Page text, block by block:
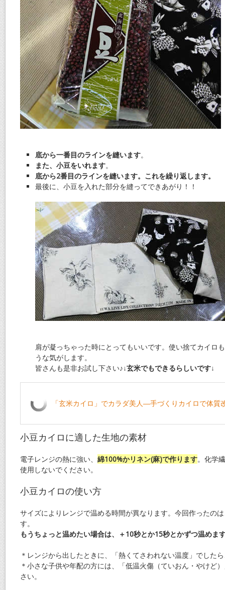
底から一番目のラインを縫います。
また、小豆をいれます。
底から2番目のラインを縫います。これを繰り返します。
最後に、小豆を入れた部分を縫ってできあがり！！
肩が凝っちゃった時にとってもいいです。使い捨てカイロ
うな気がします。
皆さんも是非お試し下さい♪↓玄米でもできるらしいです↓
「玄米カイロ」でカラダ美人―手づくりカイロで体質
小豆カイロに適した生地の素材
電子レンジの熱に強い、 綿100%かリネン(麻)で作ります。化学
使用しないでください。
小豆カイロの使い方
サイズによりレンジで温める時間が異なります。今回作ったの
す。
もうちょっと温めたい場合は、＋10秒とか15秒とかずつ温めま
＊レンジから出したときに、「熱くてさわれない温度」でした
＊小さな子供や年配の方には、「低温火傷（ていおん・やけど
さい。